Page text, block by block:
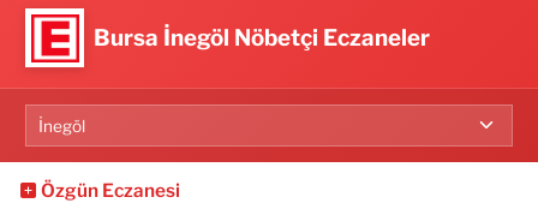
Bursa İnegöl Nöbetçi Eczaneler
Özgün Eczanesi